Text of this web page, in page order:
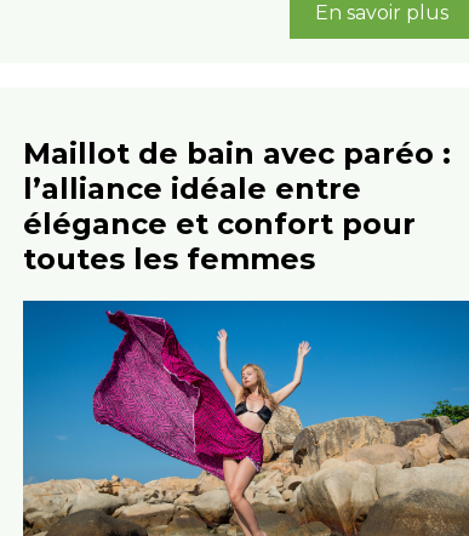
En savoir plus
Maillot de bain avec paréo :
l’alliance idéale entre
élégance et confort pour
toutes les femmes